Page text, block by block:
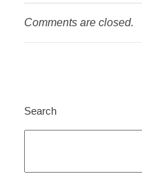
Comments are closed.
Search